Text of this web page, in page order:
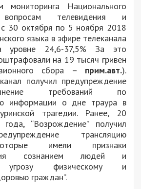
мониторинга Национального
телевидения и
30 октября по 5 ноября 2018
языка в эфире телеканала
24,6-37,5% За это
на 19 тысяч гривен
сбора – прим.авт.).
получил предупреждение
требований по
информации о дне траура в
трагедии. Ранее, 20
“Возрождение” получил
трансляцию
имели признаки
сознанием людей и
угрозу физическому и
граждан”.